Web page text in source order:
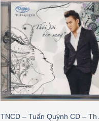
TNCD – Tuấn Quỳnh CD – Thói